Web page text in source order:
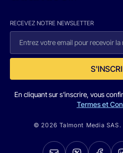
RECEVEZ NOTRE NEWSLETTER
En cliquant sur s'inscrire, vous
Termes et
© 2026 Talmont Media